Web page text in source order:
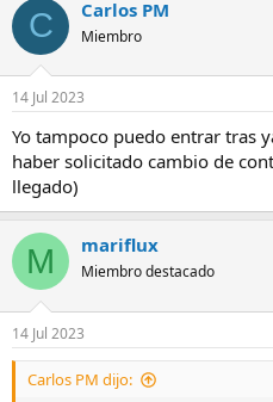
C Carlos PM
Miembro
14 Jul 2023
Yo tampoco puedo entrar tras
haber solicitado cambio de
llegado)
M mariflux
Miembro destacado
14 Jul 2023
Carlos PM dijo: